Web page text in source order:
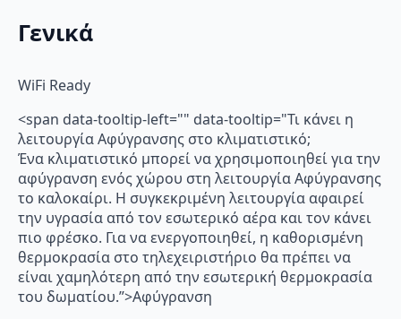
Γενικά
WiFi Ready
<span data-tooltip-left="" data-tooltip="Τι κάνει η
λειτουργία Αφύγρανσης στο κλιματιστικό;
Ένα κλιματιστικό μπορεί να χρησιμοποιηθεί για την
αφύγρανση ενός χώρου στη λειτουργία Αφύγρανσης
το καλοκαίρι. Η συγκεκριμένη λειτουργία αφαιρεί
την υγρασία από τον εσωτερικό αέρα και τον κάνει
πιο φρέσκο. Για να ενεργοποιηθεί, η καθορισμένη
θερμοκρασία στο τηλεχειριστήριο θα πρέπει να
είναι χαμηλότερη από την εσωτερική θερμοκρασία
του δωματίου.”>Αφύγρανση